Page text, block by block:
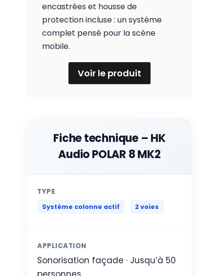
encastrées et housse de
protection incluse : un système
complet pensé pour la scène
mobile.
Voir le produit
Fiche technique – HK
Audio POLAR 8 MK2
TYPE
Système colonne actif 2 voies
APPLICATION
Sonorisation façade · Jusqu’à 50